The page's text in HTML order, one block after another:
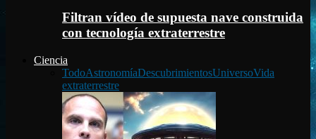
Filtran vídeo de supuesta nave construida
con tecnología extraterrestre
Ciencia
TodoAstronomíaDescubrimientosUniversoVida
extraterrestre